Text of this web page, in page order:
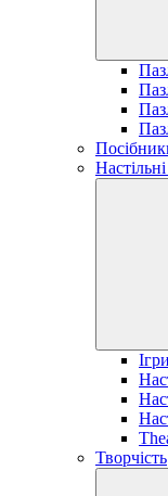
Творчість